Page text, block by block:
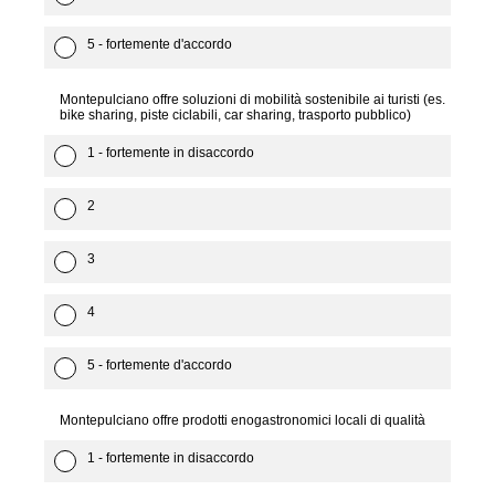
5 - fortemente d'accordo
Montepulciano offre soluzioni di mobilità sostenibile ai turisti (es.
bike sharing, piste ciclabili, car sharing, trasporto pubblico)
1 - fortemente in disaccordo
2
3
4
5 - fortemente d'accordo
Montepulciano offre prodotti enogastronomici locali di qualità
1 - fortemente in disaccordo